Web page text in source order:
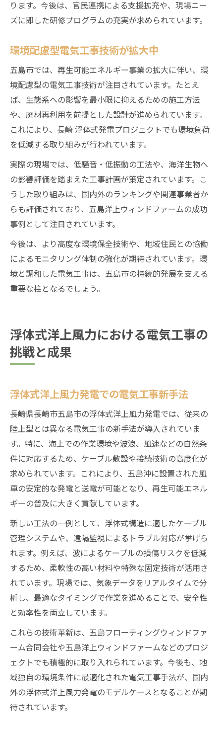
ります。今後は、官民連携による支援拡充や、現場ニー
ズに即した研修プログラムの充実が求められています。
環境配慮型電気工事技術が拡大中
五島市では、再生可能エネルギー事業の拡大に伴い、環
境配慮型の電気工事技術が注目されています。たとえ
ば、生態系への影響を最小限に抑えるための施工方法
や、廃材再利用を前提とした設計が進められています。
これにより、長崎 浮体式発電プロジェクトでも環境負荷
を低減する取り組みが行われています。
実際の現場では、低騒音・低振動の工法や、海洋生物へ
の影響評価を踏まえた工事計画が策定されています。こ
うした取り組みは、国内外のランキングや関連事業者か
らも評価されており、五島洋上ウィンドファームの成功
事例として注目されています。
今後は、より高度な環境保全技術や、地域住民との協働
によるモニタリング体制の強化が期待されています。環
境と調和した電気工事は、五島市の持続的発展を支える
重要な柱となるでしょう。
浮体式洋上風力における電気工事の
挑戦と成果
浮体式洋上風力発電での電気工事新手法
長崎県長崎市五島市の浮体式洋上風力発電では、従来の
陸上型とは異なる電気工事の新手法が導入されていま
す。特に、海上での作業環境や波浪、風速などの自然条
件に対応するため、ケーブル敷設や接続技術の高度化が
求められています。これにより、五島沖に設置された風
車の安定的な発電と送電が可能となり、再生可能エネル
ギーの普及に大きく貢献しています。
新しい工法の一例として、浮体式構造に適したケーブル
管理システムや、遠隔監視によるトラブル対応が挙げら
れます。例えば、波によるケーブルの損傷リスクを低減
するため、柔軟性の高い材料や特殊な固定技術が活用さ
れています。現場では、気象データをリアルタイムで分
析し、最適なタイミングで作業を進めることで、安全性
と効率性を両立しています。
これらの技術革新は、五島フローティングウィンドファ
ーム合同会社や五島洋上ウィンドファームなどのプロジ
ェクトでも積極的に取り入れられています。今後も、地
域独自の環境条件に最適化された電気工事手法が、国内
外の浮体式洋上風力発電のモデルケースとなることが期
待されています。